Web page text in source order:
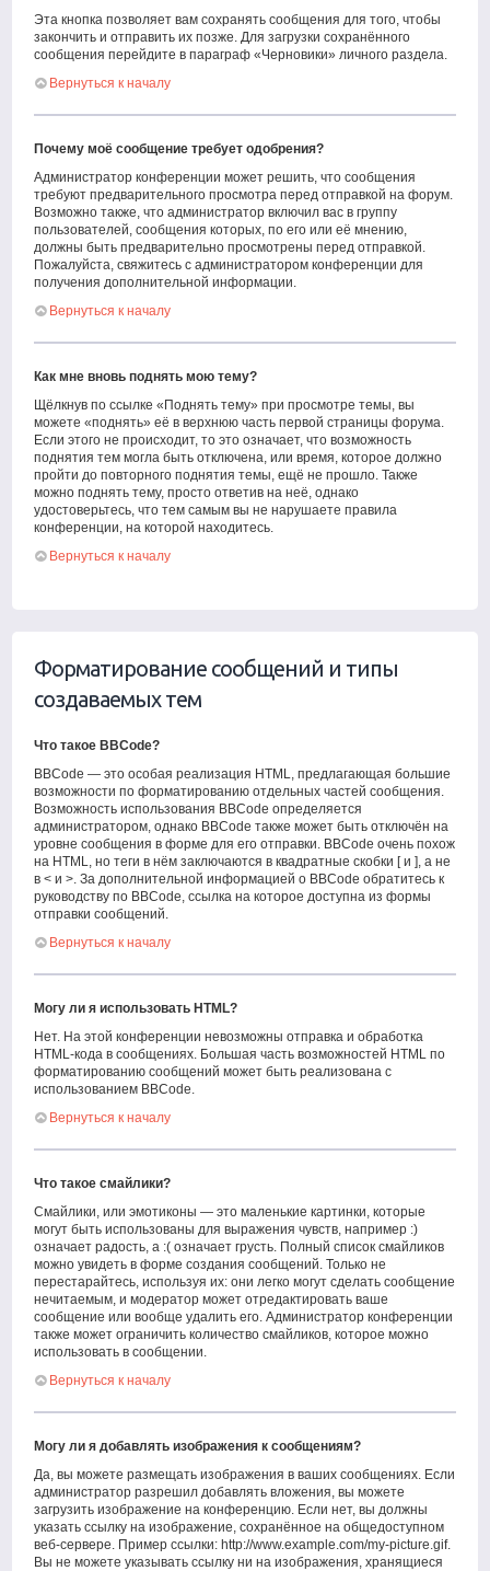
Эта кнопка позволяет вам сохранять сообщения для того, чтобы
закончить и отправить их позже. Для загрузки сохранённого
сообщения перейдите в параграф «Черновики» личного раздела.
Вернуться к началу
Почему моё сообщение требует одобрения?
Администратор конференции может решить, что сообщения
требуют предварительного просмотра перед отправкой на форум.
Возможно также, что администратор включил вас в группу
пользователей, сообщения которых, по его или её мнению,
должны быть предварительно просмотрены перед отправкой.
Пожалуйста, свяжитесь с администратором конференции для
получения дополнительной информации.
Вернуться к началу
Как мне вновь поднять мою тему?
Щёлкнув по ссылке «Поднять тему» при просмотре темы, вы
можете «поднять» её в верхнюю часть первой страницы форума.
Если этого не происходит, то это означает, что возможность
поднятия тем могла быть отключена, или время, которое должно
пройти до повторного поднятия темы, ещё не прошло. Также
можно поднять тему, просто ответив на неё, однако
удостоверьтесь, что тем самым вы не нарушаете правила
конференции, на которой находитесь.
Вернуться к началу
Форматирование сообщений и типы
создаваемых тем
Что такое BBCode?
BBCode — это особая реализация HTML, предлагающая большие
возможности по форматированию отдельных частей сообщения.
Возможность использования BBCode определяется
администратором, однако BBCode также может быть отключён на
уровне сообщения в форме для его отправки. BBCode очень похож
на HTML, но теги в нём заключаются в квадратные скобки [ и ], а не
в < и >. За дополнительной информацией о BBCode обратитесь к
руководству по BBCode, ссылка на которое доступна из формы
отправки сообщений.
Вернуться к началу
Могу ли я использовать HTML?
Нет. На этой конференции невозможны отправка и обработка
HTML-кода в сообщениях. Большая часть возможностей HTML по
форматированию сообщений может быть реализована с
использованием BBCode.
Вернуться к началу
Что такое смайлики?
Смайлики, или эмотиконы — это маленькие картинки, которые
могут быть использованы для выражения чувств, например :)
означает радость, а :( означает грусть. Полный список смайликов
можно увидеть в форме создания сообщений. Только не
перестарайтесь, используя их: они легко могут сделать сообщение
нечитаемым, и модератор может отредактировать ваше
сообщение или вообще удалить его. Администратор конференции
также может ограничить количество смайликов, которое можно
использовать в сообщении.
Вернуться к началу
Могу ли я добавлять изображения к сообщениям?
Да, вы можете размещать изображения в ваших сообщениях. Если
администратор разрешил добавлять вложения, вы можете
загрузить изображение на конференцию. Если нет, вы должны
указать ссылку на изображение, сохранённое на общедоступном
веб-сервере. Пример ссылки: http://www.example.com/my-picture.gif.
Вы не можете указывать ссылку ни на изображения, хранящиеся